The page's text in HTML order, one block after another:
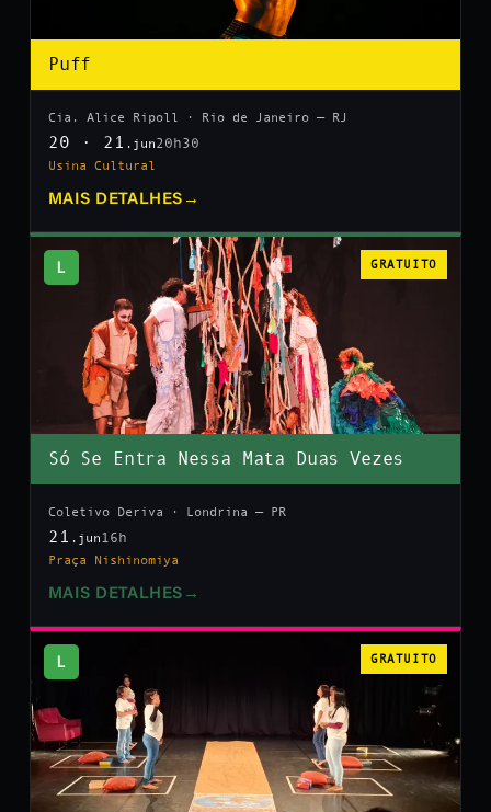
Puff
Cia. Alice Ripoll · Rio de Janeiro — RJ
20 · 21 .jun20h30
Usina Cultural
MAIS DETALHES →
L GRATUITO
Só Se Entra Nessa Mata Duas Vezes
Coletivo Deriva · Londrina — PR
21 .jun 16h
Praça Nishinomiya
MAIS DETALHES →
L GRATUITO